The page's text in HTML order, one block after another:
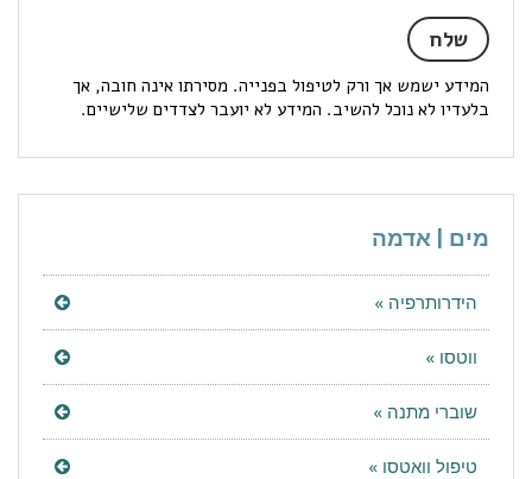
המידע ישמש אך ורק לטיפול בפנייה. מסירתו אינה חובה, אך
בלעדיו לא נוכל להשיב. המידע לא יועבר לצדדים שלישיים.
מים | אדמה
הידרותרפיה »
ווטסו »
שוברי מתנה »
טיפול וואטסו »